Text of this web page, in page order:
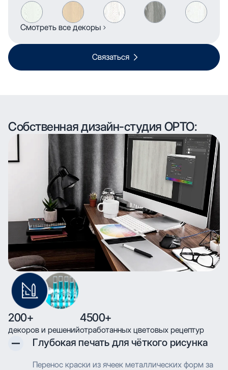
Смотреть все декоры
Связаться
Собственная дизайн-студия ОРТО:
200+
декоров и решений
4500+
отработанных цветовых рецептур
Глубокая печать для чёткого рисунка
Перенос краски из ячеек металлических форм за